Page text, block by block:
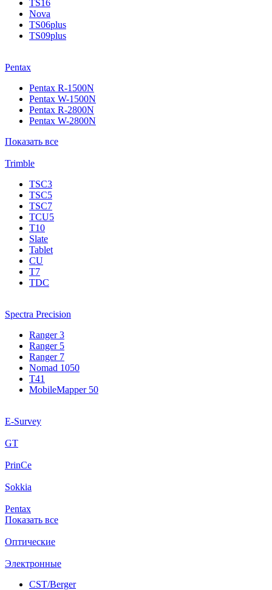
TS16
Nova
TS06plus
TS09plus
Pentax
Pentax R-1500N
Pentax W-1500N
Pentax R-2800N
Pentax W-2800N
Показать все
Trimble
TSC3
TSC5
TSC7
TCU5
T10
Slate
Tablet
CU
T7
TDC
Spectra Precision
Ranger 3
Ranger 5
Ranger 7
Nomad 1050
T41
MobileMapper 50
E-Survey
GT
PrinCe
Sokkia
Pentax
Показать все
Оптические
Электронные
CST/Berger